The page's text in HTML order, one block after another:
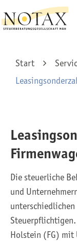
Start
Die steuerliche
und
Holstein (FG)